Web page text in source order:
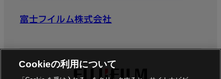
富士フイルム株式会社
Cookieの利用について